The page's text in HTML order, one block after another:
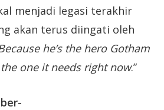
menjadi legasi terakhir
akan terus diingati oleh
he’s the hero Gotham
one it needs right now.”